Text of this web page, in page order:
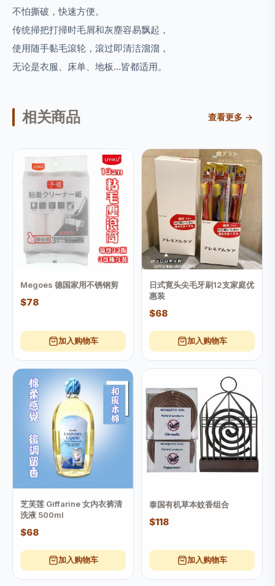
不怕撕破，快速方便。
传统掃把打掃时毛屑和灰塵容易飘起，
使用随手黏毛滾轮，滾过即清洁溜溜，
无论是衣服、床单、地板…皆都适用。
相关商品 查看更多 →
Megoes 德国家用不锈钢剪
$78
加入购物车
日式寛头尖毛牙刷12支家庭优
惠装
$68
加入购物车
芝芙莲 Giffarine 女内衣裤清
洗液 500ml
$68
加入购物车
泰国有机草本蚊香组合
$118
加入购物车